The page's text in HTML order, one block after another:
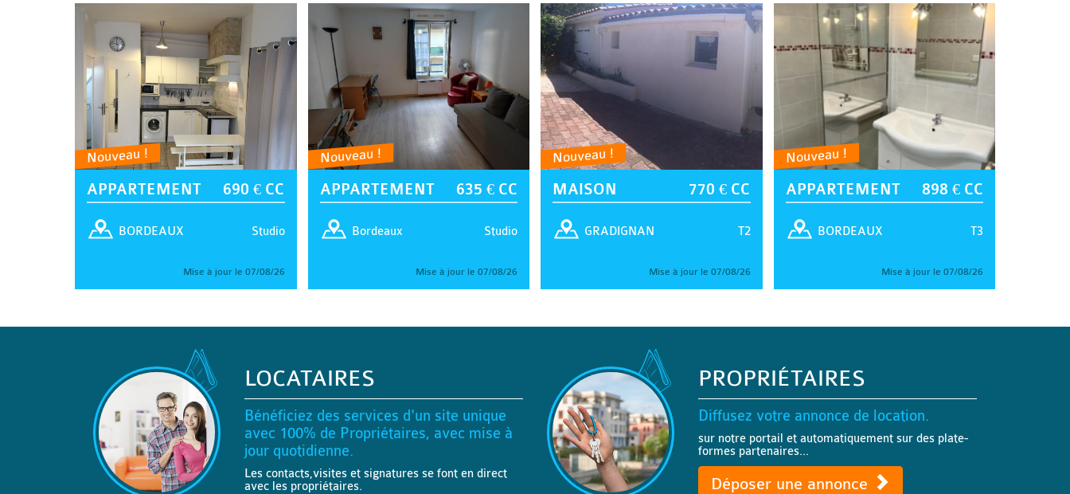
Nouveau !
APPARTEMENT 690 € CC
Studio
BORDEAUX
Mise à jour le 07/08/26
Nouveau !
APPARTEMENT 635 € CC
Studio
Bordeaux
Mise à jour le 07/08/26
Nouveau !
MAISON 770 € CC
T2
GRADIGNAN
Mise à jour le 07/08/26
Nouveau !
APPARTEMENT 898 € CC
T3
BORDEAUX
Mise à jour le 07/08/26
LOCATAIRES
Bénéficiez des services d'un site unique
avec 100% de Propriétaires, avec mise à
jour quotidienne.
Les contacts,visites et signatures se font en direct
avec les propriétaires.
PROPRIÉTAIRES
Diffusez votre annonce de location.
sur notre portail et automatiquement sur des plate-
formes partenaires...
Déposer une annonce